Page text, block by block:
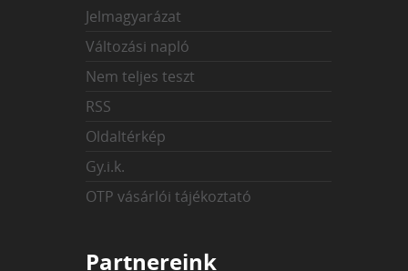
Jelmagyarázat
Változási napló
Nem teljes teszt
RSS
Oldaltérkép
Gy.i.k.
OTP vásárlói tájékoztató
Partnereink